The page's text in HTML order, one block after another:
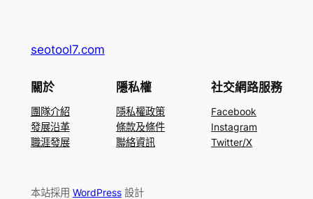
seotool7.com
關於
團隊介紹
發展沿革
職涯發展
隱私權
隱私權政策
條款及條件
聯絡資訊
社交網路服務
Facebook
Instagram
Twitter/X
本站採用 WordPress設計